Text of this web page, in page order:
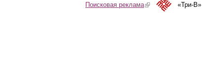
Поисковая реклама(link is external)«Три-В»